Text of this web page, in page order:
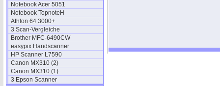
Notebook Acer 5051
Notebook TopnoteH
Athlon 64 3000+
3 Scan-Vergleiche
Brother MFC-6490CW
easypix Handscanner
HP Scanner L7590
Canon MX310 (2)
Canon MX310 (1)
3 Epson Scanner